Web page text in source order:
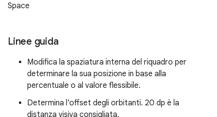
Space
Linee guida
Modifica la spaziatura interna del riquadro per
determinare la sua posizione in base alla
percentuale o al valore flessibile.
Determina l'offset degli orbitanti. 20 dp è la
distanza visiva consigliata.